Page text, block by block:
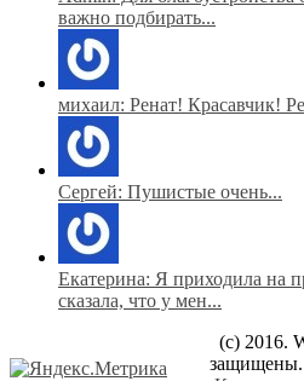
важно подбирать...
михаил: Ренат! Красавчик!
Сергей: Пушистые очень...
Екатерина: Я приходила на
сказала, что у мен...
(c) 2016.
защищены.